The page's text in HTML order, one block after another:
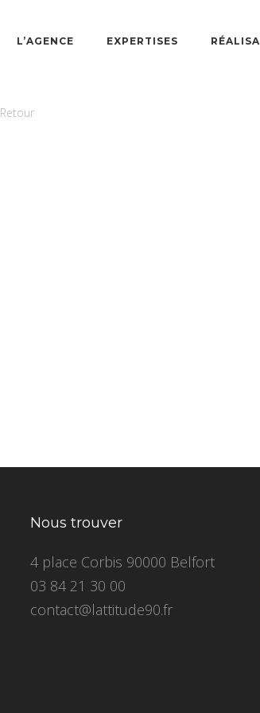
L’AGENCE EXPERTISES
Retour
Nous trouver
4 place Corbis 90000 Belfort
03 84 21 30 00
contact@lattitude90.fr